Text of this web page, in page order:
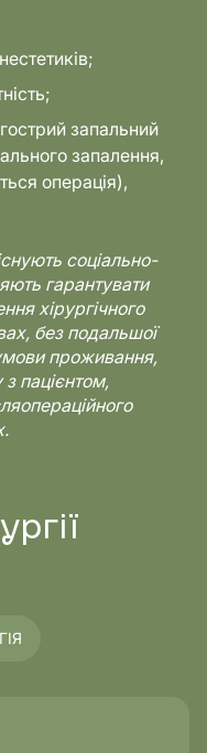
запальний
запалення,
операція),
соціально-
гарантувати
хірургічного
без подальшої
умови проживання,
з пацієнтом,